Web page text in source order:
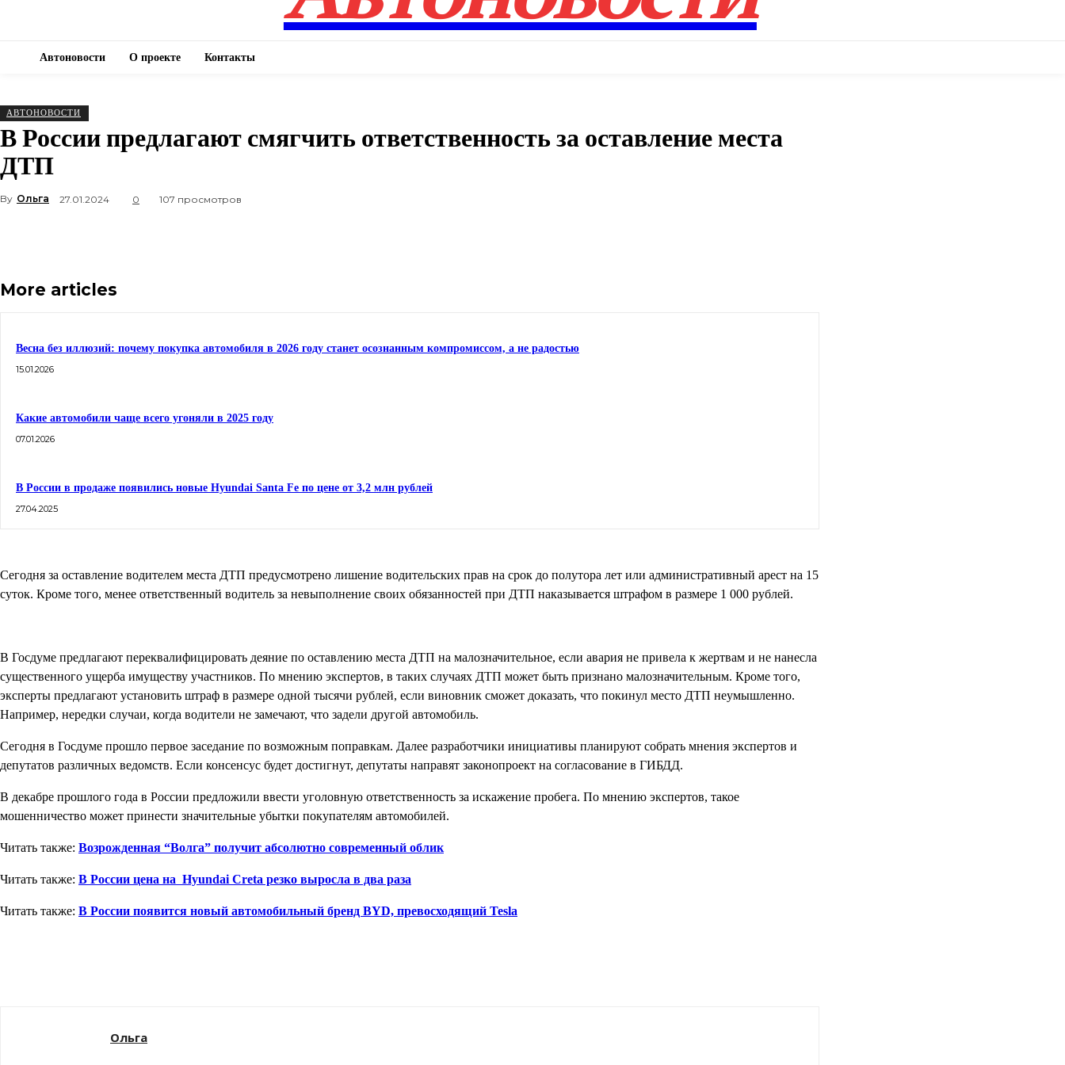
Автоновости О проекте Контакты
АВТОНОВОСТИ
В России предлагают смягчить ответственность за оставление места
ДТП
By Ольга 27.01.2024 0 107 просмотров
More articles
Весна без иллюзий: почему покупка автомобиля в 2026 году станет осознанным компромиссом, а не радостью
15.01.2026
Какие автомобили чаще всего угоняли в 2025 году
07.01.2026
В России в продаже появились новые Hyundai Santa Fe по цене от 3,2 млн рублей
27.04.2025
Сегодня за оставление водителем места ДТП предусмотрено лишение водительских прав на срок до полутора лет или административный арест на 15
суток. Кроме того, менее ответственный водитель за невыполнение своих обязанностей при ДТП наказывается штрафом в размере 1 000 рублей.
В Госдуме предлагают переквалифицировать деяние по оставлению места ДТП на малозначительное, если авария не привела к жертвам и не нанесла
существенного ущерба имуществу участников. По мнению экспертов, в таких случаях ДТП может быть признано малозначительным. Кроме того,
эксперты предлагают установить штраф в размере одной тысячи рублей, если виновник сможет доказать, что покинул место ДТП неумышленно.
Например, нередки случаи, когда водители не замечают, что задели другой автомобиль.
Сегодня в Госдуме прошло первое заседание по возможным поправкам. Далее разработчики инициативы планируют собрать мнения экспертов и
депутатов различных ведомств. Если консенсус будет достигнут, депутаты направят законопроект на согласование в ГИБДД.
В декабре прошлого года в России предложили ввести уголовную ответственность за искажение пробега. По мнению экспертов, такое
мошенничество может принести значительные убытки покупателям автомобилей.
Читать также: Возрожденная “Волга” получит абсолютно современный облик
Читать также: В России цена на Hyundai Creta резко выросла в два раза
Читать также: В России появится новый автомобильный бренд BYD, превосходящий Tesla
Ольга